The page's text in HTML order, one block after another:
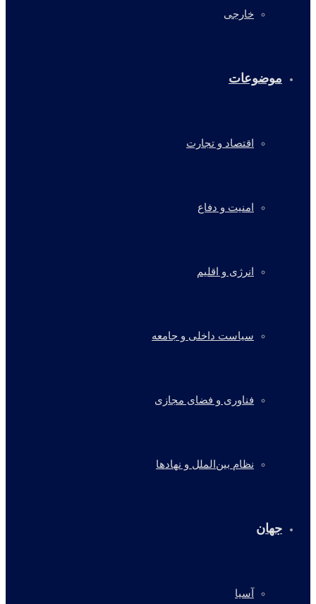
خارجی
موضوعات
اقتصاد و تجارت
امنیت و دفاع
انرژی و اقلیم
سیاست داخلی و جامعه
فناوری و فضای مجازی
نظام بین‌الملل و نهادها
جهان
آسیا